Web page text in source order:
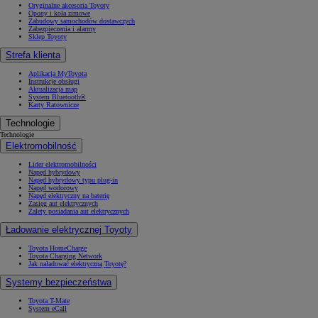
Oryginalne akcesoria Toyoty
Opony i koła zimowe
Zabudowy samochodów dostawczych
Zabezpieczenia i alarmy
Sklep Toyoty
Strefa klienta
Aplikacja MyToyota
Instrukcje obsługi
Aktualizacja map
System Bluetooth®
Karty Ratownicze
Technologie
Technologie
Elektromobilność
Lider elektromobilności
Napęd hybrydowy
Napęd hybrydowy typu plug-in
Napęd wodorowy
Napęd elektryczny na baterię
Zasięg aut elektrycznych
Zalety posiadania aut elektrycznych
Ładowanie elektrycznej Toyoty
Toyota HomeCharge
Toyota Charging Network
Jak naładować elektryczną Toyotę?
Systemy bezpieczeństwa
Toyota T-Mate
System eCall